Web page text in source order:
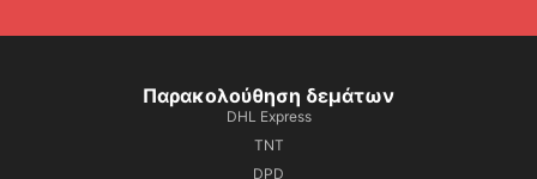
Παρακολούθηση δεμάτων
DHL Express
TNT
DPD